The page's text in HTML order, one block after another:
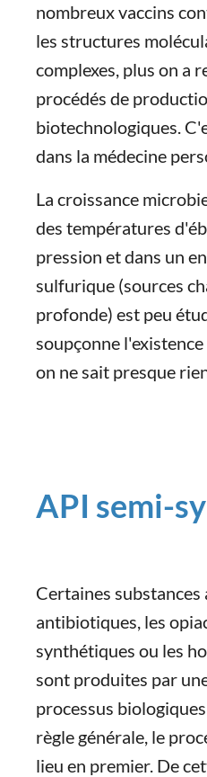
nombreux vaccins
les structures
complexes, plus on a
procédés de
biotechnologiques.
dans la médecine
La croissance
des températures
pression et dans un
sulfurique (sources
profonde) est peu
soupçonne
on ne sait presque
API semi-
Certaines substances
antibiotiques, les
synthétiques ou les
sont produites par
processus
règle générale, le
lieu en premier. De